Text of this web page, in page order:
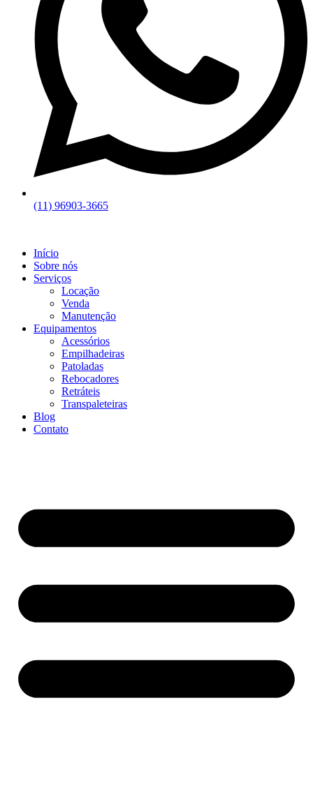
(11) 96903-3665
Início
Sobre nós
Serviços
Locação
Venda
Manutenção
Equipamentos
Acessórios
Empilhadeiras
Patoladas
Rebocadores
Retráteis
Transpaleteiras
Blog
Contato